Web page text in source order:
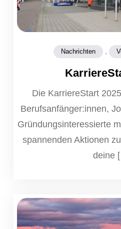
Nachrichten
Die KarriereStart
Berufsanfänger:innen,
Gründungsinteressierte
spannenden Aktionen
deine